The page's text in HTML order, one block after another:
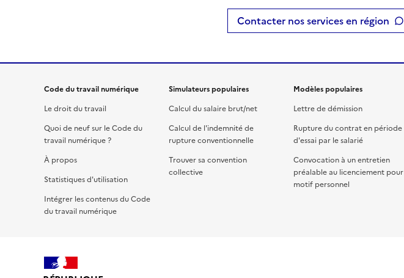
Contacter nos services en région
Code du travail numérique
Le droit du travail
Quoi de neuf sur le Code du
travail numérique ?
À propos
Statistiques d'utilisation
Intégrer les contenus du Code
du travail numérique
Simulateurs populaires
Calcul du salaire brut/net
Calcul de l'indemnité de
rupture conventionnelle
Trouver sa convention
collective
Modèles populaires
Lettre de démission
Rupture du contrat en période
d'essai par le salarié
Convocation à un entretien
préalable au licenciement pour
motif personnel